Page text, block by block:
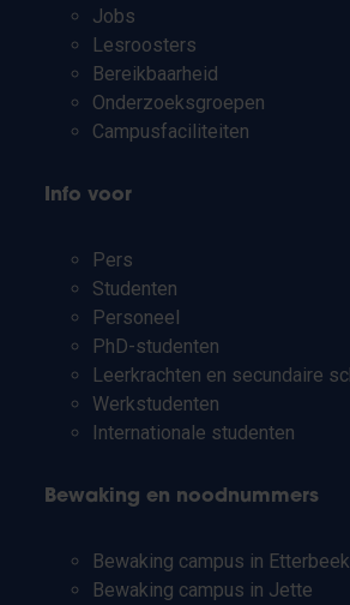
Jobs
Lesroosters
Bereikbaarheid
Onderzoeksgroepen
Campusfaciliteiten
Info voor
Pers
Studenten
Personeel
PhD-studenten
Leerkrachten en secundaire
Werkstudenten
Internationale studenten
Bewaking en noodnummers
Bewaking campus in Etterbeek
Bewaking campus in Jette